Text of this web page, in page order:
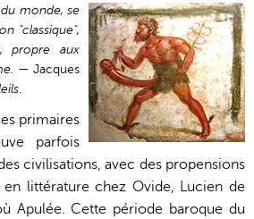
monde, se
"classique",
propre aux
— Jacques
.
primaires
parfois
civilisations, avec des propensions
littérature chez Ovide, Lucien de
Apulée. Cette période baroque du